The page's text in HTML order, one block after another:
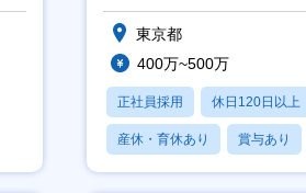
東京都
400万~500万
正社員採用 休日120日以上
産休・育休あり 賞与あり